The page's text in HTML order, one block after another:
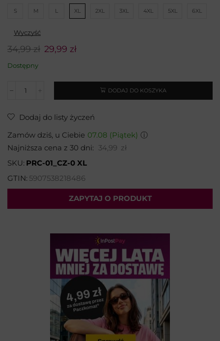
S M L XL 2XL 3XL 4XL 5XL 6XL
Wyczyść
34,99zł 29,99 zł
Dostępny
DODAJ DO KOSZYKA
Dodaj do listy życzeń
Zamów dziś, u Ciebie 07.08 (Piątek) ⓘ
Najniższa cena z 30 dni:
34,99 zł
SKU: PRC-01_CZ-0 XL
GTIN: 5907538218486
ZAPYTAJ O PRODUKT
Wybierz temat:
Imię i nazwisko*:
Adres email*: